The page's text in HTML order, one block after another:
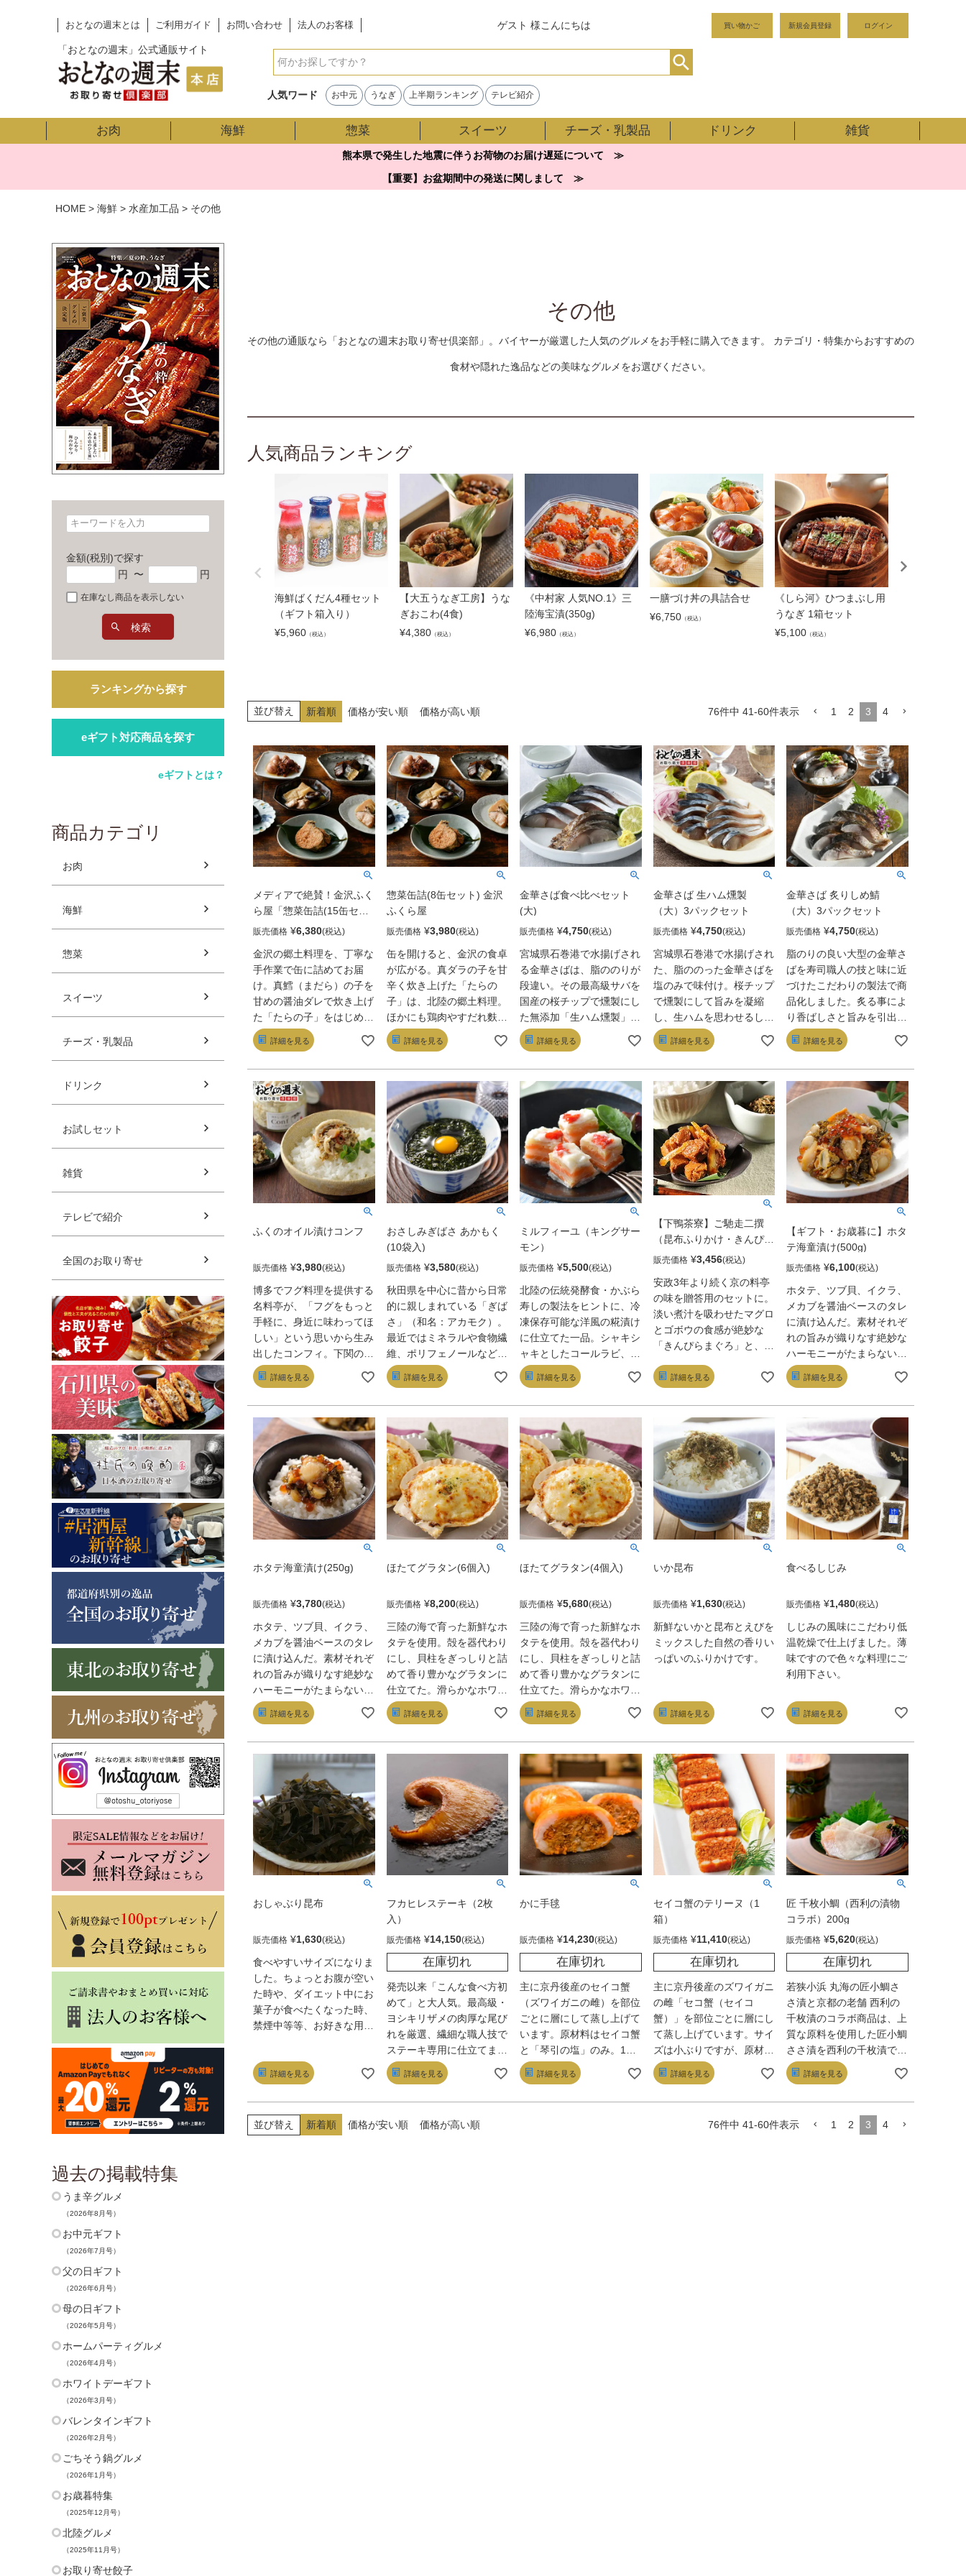
おとなの週末とは ご利用ガイド お問い合わせ 法人のお客様 ゲスト 様こんにちは
「おとなの週末」公式通販サイト
買い物かご 新規会員登録 ログイン
検索
人気ワード お中元 うなぎ 上半期ランキング テレビ紹介
お肉 海鮮 惣菜 スイーツ チーズ・乳製品 ドリンク 雑貨
熊本県で発生した地震に伴うお荷物のお届け遅延について ≫
【重要】お盆期間中の発送に関しまして ≫
HOME 海鮮 水産加工品 その他
金額(税別)で探す
円
〜 円
在庫なし商品を表示しない
検索
ランキングから探す
eギフト対応商品を探す
eギフトとは？
商品カテゴリ
お肉
海鮮
惣菜
スイーツ
チーズ・乳製品
ドリンク
お試しセット
雑貨
テレビで紹介
全国のお取り寄せ
過去の掲載特集
うま辛グルメ
（2026年8月号）
お中元ギフト
（2026年7月号）
父の日ギフト
（2026年6月号）
母の日ギフト
（2026年5月号）
ホームパーティグルメ
（2026年4月号）
ホワイトデーギフト
（2026年3月号）
バレンタインギフト
（2026年2月号）
ごちそう鍋グルメ
（2026年1月号）
お歳暮特集
（2025年12月号）
北陸グルメ
（2025年11月号）
お取り寄せ餃子
その他
その他の通販なら「おとなの週末お取り寄せ倶楽部」。バイヤーが厳選した人気のグルメをお手軽に購入できます。 カテゴリ・特集からおすすめの
食材や隠れた逸品などの美味なグルメをお選びください。
人気商品ランキング
海鮮ばくだん4種セット
（ギフト箱入り）
¥5,960 （税込）
【大五うなぎ工房】うな
ぎおこわ(4食)
¥4,380 （税込）
《中村家 人気NO.1》三
陸海宝漬(350g)
¥6,980 （税込）
一膳づけ丼の具詰合せ
¥6,750 （税込）
《しら河》ひつまぶし用
うなぎ 1箱セット
¥5,100 （税込）
並び替え 新着順 価格が安い順 価格が高い順 76件中 41-60件表示 1 2 3 4
メディアで絶賛！金沢ふく
ら屋「惣菜缶詰(15缶セッ
ト)」
販売価格 ¥6,380
金沢の郷土料理を、丁寧な
手作業で缶に詰めてお届
け。真鱈（まだら）の子を
甘めの醤油ダレで炊き上げ
た「たらの子」をはじめ、
治部（じぶ）煮、イイダコ
と里芋の炊き上げなど多彩
もぴったりなセット。
詳細を見る
惣菜缶詰(8缶セット) 金沢
ふくら屋
販売価格 ¥3,980
缶を開けると、金沢の食卓
が広がる。真ダラの子を甘
辛く炊き上げた「たらの
子」は、北陸の郷土料理。
ほかにも鶏肉やすだれ麩な
どを優しく煮た「じぶ
煮」、ねっとりした里芋の
和した「いもだこ」など全
7種。どれもが染み入るよ
うなホッとする旨さにしみ
じみ。杯が進むはずだ。
詳細を見る
金華さば食べ比べセット
(大)
販売価格 ¥4,750
宮城県石巻港で水揚げされ
る金華さばは、脂ののりが
段違い。その最高級サバを
国産の桜チップで燻製にし
た無添加「生ハム燻製」
と、とろりとした舌触りは
そのままに、炙って旨みを
ば」をセットに。
詳細を見る
金華さば 生ハム燻製
（大）3パックセット
販売価格 ¥4,750
宮城県石巻港で水揚げされ
た、脂ののった金華さばを
塩のみで味付け。桜チップ
で燻製にして旨みを凝縮
し、生ハムを思わせるしっ
とり滑らかな食感に仕上げ
た。半解凍後、スライスす
やサラダ、お茶漬けにも最
適だ。
詳細を見る
金華さば 炙りしめ鯖
（大）3パックセット
販売価格 ¥4,750
脂のりの良い大型の金華さ
ばを寿司職人の技と味に近
づけたこだわりの製法で商
品化しました。炙る事によ
り香ばしさと旨みを引出し
ています。
詳細を見る
ふくのオイル漬けコンフ
販売価格 ¥3,980
博多でフグ料理を提供する
名料亭が、「フグをもっと
手軽に、身近に味わってほ
しい」という思いから生み
出したコンフィ。下関の市
場で競り落とした新鮮な
「まふぐ」を、熟練の料理
ル風味」の2種類に仕上げ
ている。ご飯の供はもちろ
ん、ワインや日本酒のア
テ、パスタの具材に。
詳細を見る
おさしみぎばさ あかもく
(10袋入)
販売価格 ¥3,580
秋田県を中心に昔から日常
的に親しまれている「ぎば
さ」（和名：アカモク）。
最近ではミネラルや食物繊
維、ポリフェノールなどを
豊富に含むことで注目され
ている。強い粘りが特長
きりサイズなのもうれし
い。
詳細を見る
ミルフィーユ（キングサー
モン）
販売価格 ¥5,500
北陸の伝統発酵食・かぶら
寿しの製法をヒントに、冷
凍保存可能な洋風の糀漬け
に仕立てた一品。シャキシ
ャキとしたコールラビ、そ
こに挟まれたキングサーモ
ンのとろける舌触り、ゆず
り、クセになる味。軽やか
な白ワインと合わせたい。
詳細を見る
【下鴨茶寮】ご馳走二撰
（昆布ふりかけ・きんぴら
まぐろ）
販売価格 ¥3,456
安政3年より続く京の料亭
の味を贈答用のセットに。
淡い煮汁を吸わせたマグロ
とゴボウの食感が絶妙な
「きんぴらまぐろ」と、北
に使い、ごまや山椒などを
け」。両方ともご飯が進
む、至福の味だ。
詳細を見る
【ギフト・お歳暮に】ホタ
テ海童漬け(500g)
販売価格 ¥6,100
ホタテ、ツブ貝、イクラ、
メカブを醤油ベースのタレ
に漬け込んだ。素材それぞ
れの旨みが織りなす絶妙な
ハーモニーがたまらない逸
品。そのまま酒のつまみと
してはもちろん、温かいご
も◎。
詳細を見る
ホタテ海童漬け(250g)
販売価格 ¥3,780
ホタテ、ツブ貝、イクラ、
メカブを醤油ベースのタレ
に漬け込んだ。素材それぞ
れの旨みが織りなす絶妙な
ハーモニーがたまらない逸
品。そのまま酒のつまみと
してはもちろん、温かいご
も◎。
詳細を見る
ほたてグラタン(6個入)
販売価格 ¥8,200
三陸の海で育った新鮮なホ
タテを使用。殻を器代わり
にし、貝柱をぎっしりと詰
めて香り豊かなグラタンに
仕立てた。滑らかなホワイ
トソースとチーズの香りの
中にホタテの甘さが広が
◎冷凍の状態でお届けいた
しますので冷蔵庫で解凍し
てください。
◎解凍後袋から内容物を取
り出し、お皿の上に載せラ
ップをかけずに電子レンジ
は500wの設定で、解凍後
約3～4分ぐらいが目安と
なります。
◎ホタテの貝殻が熱くなり
ますので、火傷しないよう
充分注意してください。
詳細を見る
ほたてグラタン(4個入)
販売価格 ¥5,680
三陸の海で育った新鮮なホ
タテを使用。殻を器代わり
にし、貝柱をぎっしりと詰
めて香り豊かなグラタンに
仕立てた。滑らかなホワイ
トソースとチーズの香りの
中にホタテの甘さが広が
《お召し上がり方》
◎冷凍の状態でお届けいた
しますので冷蔵庫で解凍し
てください。
◎解凍後袋から内容物を取
り出し、お皿の上に載せラ
ップをかけずに電子レンジ
は500wの設定で、解凍後
なります。
◎ホタテの貝殻が熱くなり
ますので、火傷しないよう
充分注意してください。
詳細を見る
いか昆布
販売価格 ¥1,630
新鮮ないかと昆布とえびを
ミックスした自然の香りい
っぱいのふりかけです。
詳細を見る
食べるしじみ
販売価格 ¥1,480
しじみの風味にこだわり低
温乾燥で仕上げました。薄
味ですので色々な料理にご
利用下さい。
詳細を見る
おしゃぶり昆布
販売価格 ¥1,630
食べやすいサイズになりま
した。ちょっとお腹が空い
た時や、ダイエット中にお
菓子が食べたくなった時、
禁煙中等等、お好きな用途
詳細を見る
フカヒレステーキ（2枚
入）
販売価格 ¥14,150
在庫切れ
発売以来「こんな食べ方初
めて」と大人気。最高級・
ヨシキリザメの肉厚な尾び
れを厳選、繊細な職人技で
ステーキ専用に仕立てまし
た。香ばしさに加え、焼く
ことで引き出されるフカヒ
特製のコンソメソースがと
詳細を見る
かに手毬
販売価格 ¥14,230
在庫切れ
主に京丹後産のセイコ蟹
（ズワイガニの雌）を部位
ごとに層にして蒸し上げて
います。原材料はセイコ蟹
と「琴引の塩」のみ。1個
(50ｇ)で約2匹分のセイコ
蟹の身・外子・内子・味噌
詳細を見る
セイコ蟹のテリーヌ（1
箱）
販売価格 ¥11,410
在庫切れ
主に京丹後産のズワイガニ
の雌「セコ蟹（セイコ
蟹）」を部位ごとに層にし
て蒸し上げています。サイ
ズは小ぶりですが、原材料
はセコ蟹と「琴引の塩」の
み。蟹の性質を活かしつ
き出しました。「ＴＶ（マ
詳細を見る
匠 千枚小鯛（西利の漬物
コラボ）200g
販売価格 ¥5,620
在庫切れ
若狭小浜 丸海の匠小鯛さ
さ漬と京都の老舗 西利の
千枚漬のコラボ商品は、上
質な原料を使用した匠小鯛
ささ漬を西利の千枚漬で一
枚一枚丁寧に包み、杉の樽
に詰めた至高の品です。千
める限定品。この二つの老
舗がコラボレーションした
詳細を見る
並び替え 新着順 価格が安い順 価格が高い順 76件中 41-60件表示 1 2 3 4